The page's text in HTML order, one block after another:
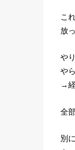
こ
放
や
や
→
全
別